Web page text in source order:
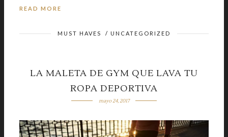
READ MORE
MUST HAVES / UNCATEGORIZED
LA MALETA DE GYM QUE LAVA TU
ROPA DEPORTIVA
mayo 24, 2017